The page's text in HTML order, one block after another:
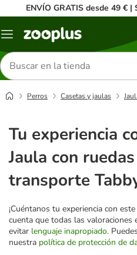
ENVÍO GRATIS desde 49 €
Menú
Buscar
productos
Perros Casetas y jaulas
Tu experiencia
Jaula con
transporte
¡Cuéntanos tu experiencia con
cuenta que todas las valoraciones
evitar lenguaje inapropiado.
nuestra política de protección de